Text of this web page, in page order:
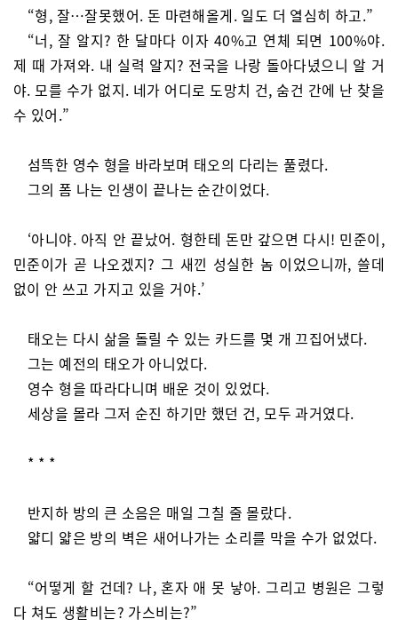
“형, 잘…잘못했어. 돈 마련해올게. 일도 더 열심히 하고.”
“너, 잘 알지? 한 달마다 이자 40%고 연체 되면 100%야.
제 때 가져와. 내 실력 알지? 전국을 나랑 돌아다녔으니 알 거
야. 모를 수가 없지. 네가 어디로 도망치 건, 숨건 간에 난 찾을
수 있어.”
섬뜩한 영수 형을 바라보며 태오의 다리는 풀렸다.
그의 폼 나는 인생이 끝나는 순간이었다.
‘아니야. 아직 안 끝났어. 형한테 돈만 갚으면 다시! 민준이,
민준이가 곧 나오겠지? 그 새낀 성실한 놈 이었으니까, 쓸데
없이 안 쓰고 가지고 있을 거야.’
태오는 다시 삶을 돌릴 수 있는 카드를 몇 개 끄집어냈다.
그는 예전의 태오가 아니었다.
영수 형을 따라다니며 배운 것이 있었다.
세상을 몰라 그저 순진 하기만 했던 건, 모두 과거였다.
* * *
반지하 방의 큰 소음은 매일 그칠 줄 몰랐다.
얇디 얇은 방의 벽은 새어나가는 소리를 막을 수가 없었다.
“어떻게 할 건데? 나, 혼자 애 못 낳아. 그리고 병원은 그렇
다 쳐도 생활비는? 가스비는?”